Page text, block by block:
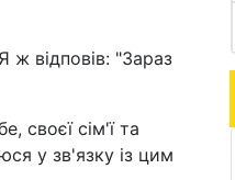
ж відповів: "Зараз
своєї сім'ї та
у зв'язку із цим